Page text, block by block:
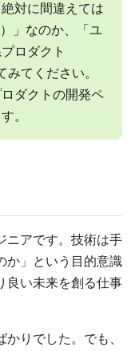
対に間違えては
」なのか、「ユ
ロダクト
みてください。
ダクトの開発ペ
。
ニアです。技術は手
か」という目的意識
良い未来を創る仕事
りでした。でも、